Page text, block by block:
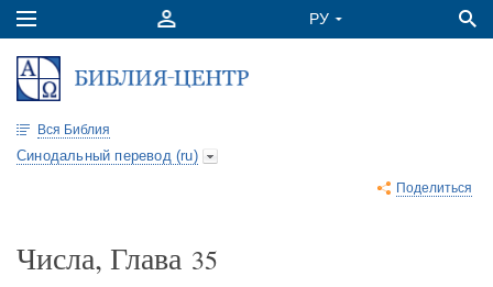
Вся Библия
Синодальный перевод (ru)
Поделиться
Числа, Глава 35